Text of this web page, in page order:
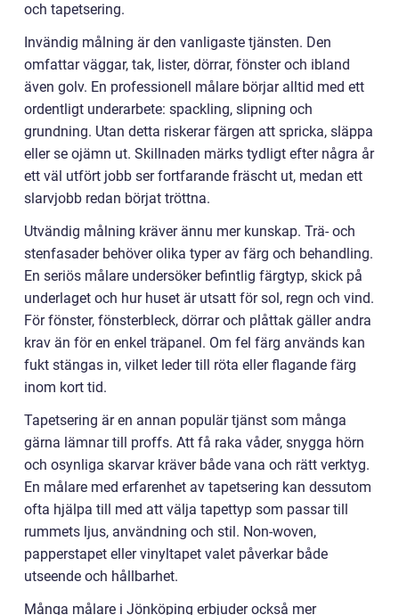
och tapetsering.
Invändig målning är den vanligaste tjänsten. Den
omfattar väggar, tak, lister, dörrar, fönster och ibland
även golv. En professionell målare börjar alltid med ett
ordentligt underarbete: spackling, slipning och
grundning. Utan detta riskerar färgen att spricka, släppa
eller se ojämn ut. Skillnaden märks tydligt efter några år
ett väl utfört jobb ser fortfarande fräscht ut, medan ett
slarvjobb redan börjat tröttna.
Utvändig målning kräver ännu mer kunskap. Trä- och
stenfasader behöver olika typer av färg och behandling.
En seriös målare undersöker befintlig färgtyp, skick på
underlaget och hur huset är utsatt för sol, regn och vind.
För fönster, fönsterbleck, dörrar och plåttak gäller andra
krav än för en enkel träpanel. Om fel färg används kan
fukt stängas in, vilket leder till röta eller flagande färg
inom kort tid.
Tapetsering är en annan populär tjänst som många
gärna lämnar till proffs. Att få raka våder, snygga hörn
och osynliga skarvar kräver både vana och rätt verktyg.
En målare med erfarenhet av tapetsering kan dessutom
ofta hjälpa till med att välja tapettyp som passar till
rummets ljus, användning och stil. Non-woven,
papperstapet eller vinyltapet valet påverkar både
utseende och hållbarhet.
Många målare i Jönköping erbjuder också mer